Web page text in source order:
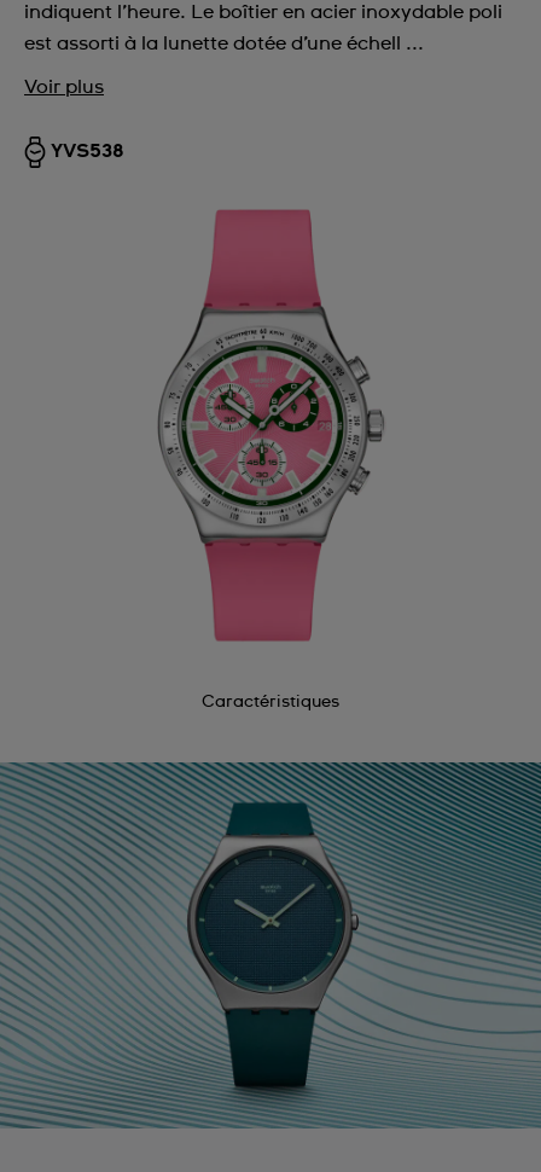
indiquent l’heure. Le boîtier en acier inoxydable poli
est assorti à la lunette dotée d’une échell ...
Voir plus
YVS538
Caractéristiques